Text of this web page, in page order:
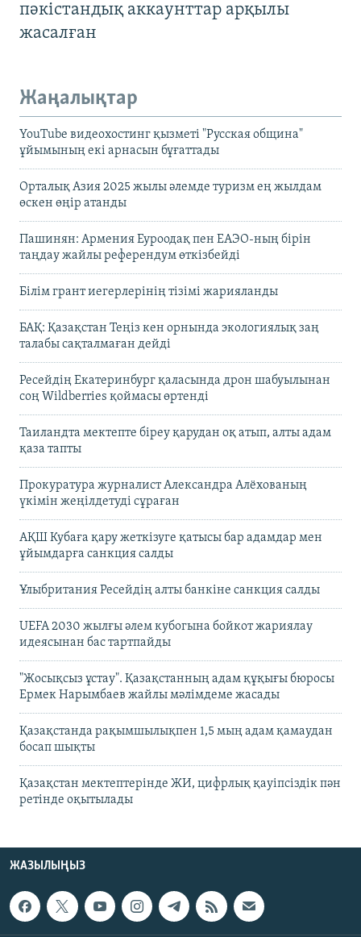
пәкістандық аккаунттар арқылы
жасалған
Жаңалықтар
YouTube видеохостинг қызметі "Русская община"
ұйымының екі арнасын бұғаттады
Орталық Азия 2025 жылы әлемде туризм ең жылдам
өскен өңір атанды
Пашинян: Армения Еуроодақ пен ЕАЭО-ның бірін
таңдау жайлы референдум өткізбейді
Білім грант иегерлерінің тізімі жарияланды
БАҚ: Қазақстан Теңіз кен орнында экологиялық заң
талабы сақталмаған дейді
Ресейдің Екатеринбург қаласында дрон шабуылынан
соң Wildberries қоймасы өртенді
Таиландта мектепте біреу қарудан оқ атып, алты адам
қаза тапты
Прокуратура журналист Александра Алёхованың
үкімін жеңілдетуді сұраған
АҚШ Кубаға қару жеткізуге қатысы бар адамдар мен
ұйымдарға санкция салды
Ұлыбритания Ресейдің алты банкіне санкция салды
UEFA 2030 жылғы әлем кубогына бойкот жариялау
идеясынан бас тартпайды
"Жосықсыз ұстау". Қазақстанның адам құқығы бюросы
Ермек Нарымбаев жайлы мәлімдеме жасады
Қазақстанда рақымшылықпен 1,5 мың адам қамаудан
босап шықты
Қазақстан мектептерінде ЖИ, цифрлық қауіпсіздік пән
ретінде оқытылады
ЖАЗЫЛЫҢЫЗ